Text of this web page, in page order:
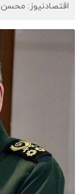
اقتصادنیوز: